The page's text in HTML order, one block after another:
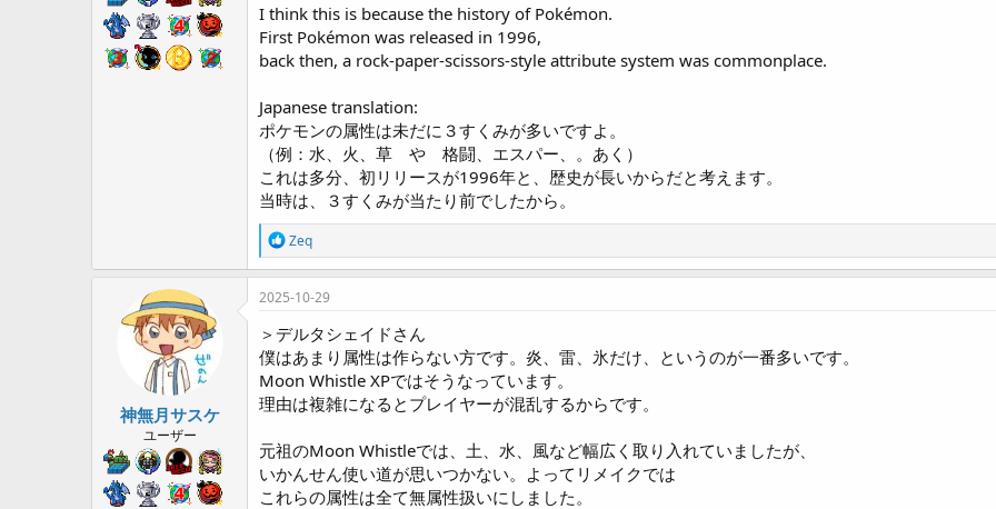
I think this is because the history of Pokémon.
First Pokémon was released in 1996,
back then, a rock-paper-scissors-style attribute system was commonplace.
Japanese translation:
ポケモンの属性は未だに３すくみが多いですよ。
（例：水、火、草 や 格闘、エスパー、。あく）
これは多分、初リリースが1996年と、歴史が長いからだと考えます。
当時は、３すくみが当たり前でしたから。
R
e
a
c
i
o
n
s
:
Zeq
神無月サスケ
ユーザー
2025-10-29
＞デルタシェイドさん
僕はあまり属性は作らない方です。炎、雷、氷だけ、というのが一番多いです。
Moon Whistle XPではそうなっています。
理由は複雑になるとプレイヤーが混乱するからです。
元祖のMoon Whistleでは、土、水、風など幅広く取り入れていましたが、
いかんせん使い道が思いつかない。よってリメイクでは
これらの属性は全て無属性扱いにしました。